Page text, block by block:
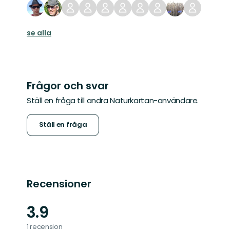
se alla
Frågor och svar
Ställ en fråga till andra Naturkartan-användare.
Ställ en fråga
Recensioner
3.9
1 recension